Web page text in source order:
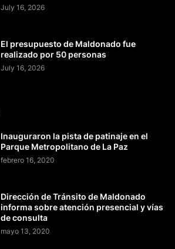
July 16, 2026
El presupuesto de Maldonado fue
realizado por 50 personas
July 16, 2026
Inauguraron la pista de patinaje en el
Parque Metropolitano de La Paz
febrero 16, 2020
Dirección de Tránsito de Maldonado
informa sobre atención presencial y vías
de consulta
mayo 13, 2020